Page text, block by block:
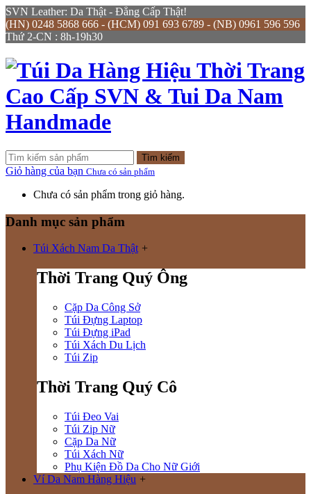
SVN Leather: Da Thật - Đẳng Cấp Thật!
(HN) 0248 5868 666 - (HCM) 091 693 6789 - (NB) 0961 596 596
Thứ 2-CN : 8h-19h30
Tìm kiếm
Giỏ hàng của bạn Chưa có sản phẩm
Chưa có sản phẩm trong giỏ hàng.
Danh mục sản phẩm
Túi Xách Nam Da Thật +
Thời Trang Quý Ông
Cặp Da Công Sở
Túi Đựng Laptop
Túi Đựng iPad
Túi Xách Du Lịch
Túi Zip
Thời Trang Quý Cô
Túi Đeo Vai
Túi Zip Nữ
Cặp Da Nữ
Túi Xách Nữ
Phụ Kiện Đồ Da Cho Nữ Giới
Ví Da Nam Hàng Hiệu +